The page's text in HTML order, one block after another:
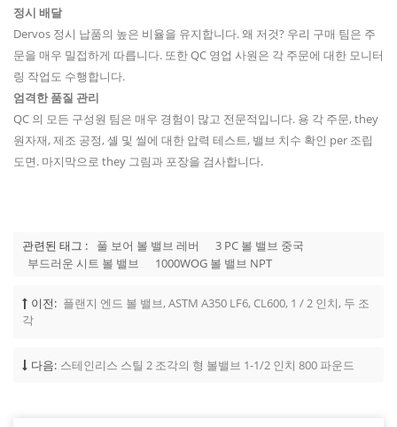
정시 배달
Dervos 정시 납품의 높은 비율을 유지합니다. 왜 저것? 우리 구매 팀은 주
문을 매우 밀접하게 따릅니다. 또한 QC 영업 사원은 각 주문에 대한 모니터
링 작업도 수행합니다.
엄격한 품질 관리
QC 의 모든 구성원 팀은 매우 경험이 많고 전문적입니다. 용 각 주문, they
원자재, 제조 공정, 셸 및 씰에 대한 압력 테스트, 밸브 치수 확인 per 조립
도면. 마지막으로 they 그림과 포장을 검사합니다.
관련된 태그 : 풀 보어 볼 밸브 레버
3 PC 볼 밸브 중국
부드러운 시트 볼 밸브
1000WOG 볼 밸브 NPT
이전: 플랜지 엔드 볼 밸브, ASTM A350 LF6, CL600, 1 / 2 인치, 두 조
각
다음: 스테인리스 스틸 2 조각의 형 볼밸브 1-1/2 인치 800 파운드